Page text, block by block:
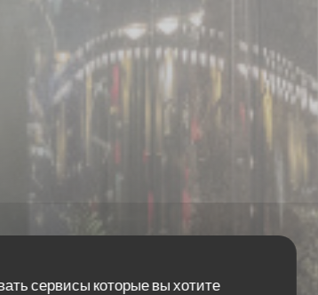
сервисы которые вы хотите